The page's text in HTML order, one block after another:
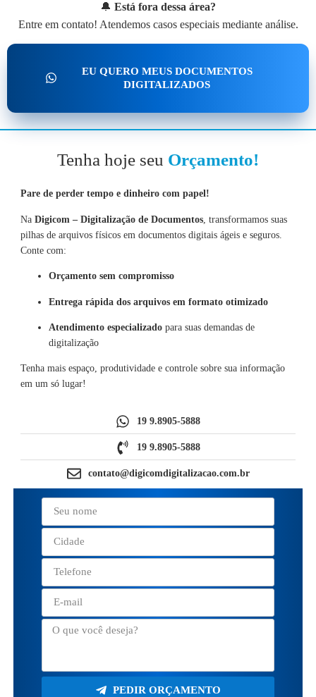
🔔 Está fora dessa área?
Entre em contato! Atendemos casos especiais mediante análise.
EU QUERO MEUS DOCUMENTOS
DIGITALIZADOS
Tenha hoje seu Orçamento!
Pare de perder tempo e dinheiro com papel!
Na Digicom – Digitalização de Documentos, transformamos suas
pilhas de arquivos físicos em documentos digitais ágeis e seguros.
Conte com:
Orçamento sem compromisso
Entrega rápida dos arquivos em formato otimizado
Atendimento especializadopara suas demandas de
digitalização
Tenha mais espaço, produtividade e controle sobre sua informação
em um só lugar!
19 9.8905-5888
19 9.8905-5888
contato@digicomdigitalizacao.com.br
PEDIR ORÇAMENTO